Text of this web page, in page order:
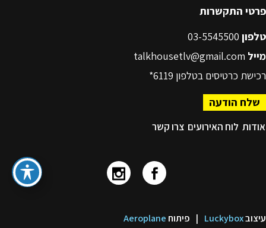
פרטי התקשרות
טלפון
מייל talkhousetlv@gmail.com
רכישת כרטיסים בטלפון 6119*
שלח הודעה
אודות לוח האירועים צרו קשר
עיצובLuckybox
| פיתוח Aeroplane